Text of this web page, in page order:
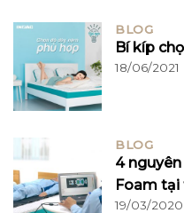
BLOG
Bí kíp
18/06/2021
BLOG
4
Foam tại
19/03/2020